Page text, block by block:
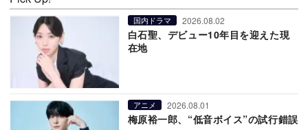
国内ドラマ 2026.08.02
白石聖、デビュー10年目を迎えた現
在地
アニメ 2026.08.01
梅原裕一郎、“低音ボイス”の試行錯誤